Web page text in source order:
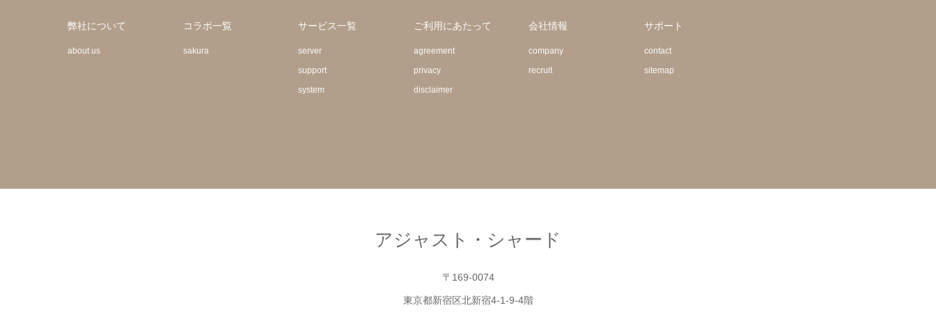
弊社について
about us
コラボ一覧
sakura
サービス一覧
server
support
system
ご利用にあたって
agreement
privacy
disclaimer
会社情報
company
recruit
サポート
contact
sitemap
アジャスト・シャード
〒169-0074
東京都新宿区北新宿4-1-9-4階